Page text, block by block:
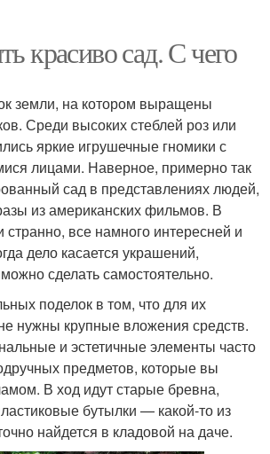
красиво сад. С чего
земли, на котором выращены
Среди высоких стеблей роз или
яркие игрушечные гномики с
лицами. Наверное, примерно так
сад в представлениях людей,
из американских фильмов. В
странно, все намного интересней и
дело касается украшений,
сделать самостоятельно.
поделок в том, что для их
нужны крупные вложения средств.
и эстетичные элементы часто
предметов, которые вы
В ход идут старые бревна,
бутылки — какой-то из
найдется в кладовой на даче.